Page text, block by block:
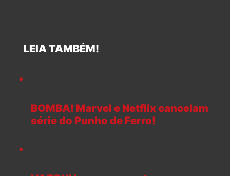
LEIA TAMBÉM!
BOMBA! Marvel e Netflix cancelam
série do Punho de Ferro!